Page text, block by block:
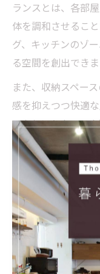
ランスとは、各部
体を調和させるこ
グ、キッチンのゾ
る空間を創出できま
また、収納スペー
感を抑えつつ快適
アクセントクロス
れることで、空間
す。
空間バランスを整
細部まで配慮した
の意見を融合させ
度の高いリフォー